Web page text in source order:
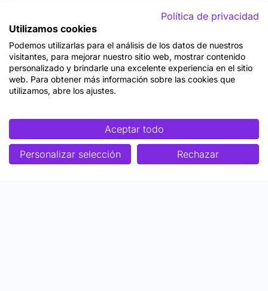
Política de privacidad
Utilizamos cookies
Podemos utilizarlas para el análisis de los datos de nuestros
visitantes, para mejorar nuestro sitio web, mostrar contenido
personalizado y brindarle una excelente experiencia en el sitio
web. Para obtener más información sobre las cookies que
utilizamos, abre los ajustes.
Aceptar todo
Personalizar selección Rechazar